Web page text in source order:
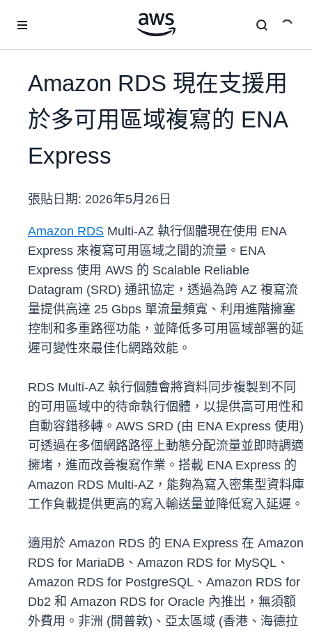
Amazon RDS 現在支援用
於多可用區域複寫的 ENA
Express
張貼日期: 2026年5月26日
Amazon RDS Multi-AZ 執行個體現在使用 ENA
Express 來複寫可用區域之間的流量。ENA
Express 使用 AWS 的 Scalable Reliable
Datagram (SRD) 通訊協定，透過為跨 AZ 複寫流
量提供高達 25 Gbps 單流量頻寬、利用進階擁塞
控制和多重路徑功能，並降低多可用區域部署的延
遲可變性來最佳化網路效能。
RDS Multi-AZ 執行個體會將資料同步複製到不同
的可用區域中的待命執行個體，以提供高可用性和
自動容錯移轉。AWS SRD (由 ENA Express 使用)
可透過在多個網路路徑上動態分配流量並即時調適
擁堵，進而改善複寫作業。搭載 ENA Express 的
Amazon RDS Multi-AZ，能夠為寫入密集型資料庫
工作負載提供更高的寫入輸送量並降低寫入延遲。
適用於 Amazon RDS 的 ENA Express 在 Amazon
RDS for MariaDB、Amazon RDS for MySQL、
Amazon RDS for PostgreSQL、Amazon RDS for
Db2 和 Amazon RDS for Oracle 內推出，無須額
外費用。非洲 (開普敦)、亞太區域 (香港、海德拉